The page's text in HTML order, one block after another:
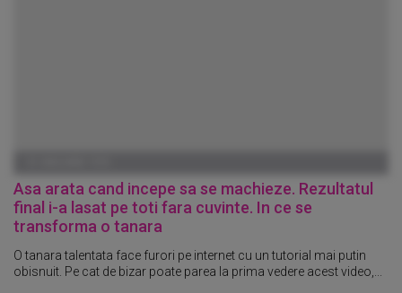
Asa arata cand incepe sa se machieze. Rezultatul
final i-a lasat pe toti fara cuvinte. In ce se
transforma o tanara
O tanara talentata face furori pe internet cu un tutorial mai putin
obisnuit. Pe cat de bizar poate parea la prima vedere acest video,...